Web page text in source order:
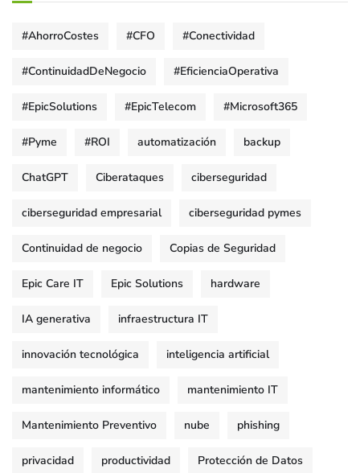
#AhorroCostes #CFO #Conectividad
#ContinuidadDeNegocio #EficienciaOperativa
#EpicSolutions #EpicTelecom #Microsoft365
#Pyme #ROI automatización backup
ChatGPT Ciberataques ciberseguridad
ciberseguridad empresarial ciberseguridad pymes
Continuidad de negocio Copias de Seguridad
Epic Care IT Epic Solutions hardware
IA generativa infraestructura IT
innovación tecnológica inteligencia artificial
mantenimiento informático mantenimiento IT
Mantenimiento Preventivo nube phishing
privacidad productividad Protección de Datos